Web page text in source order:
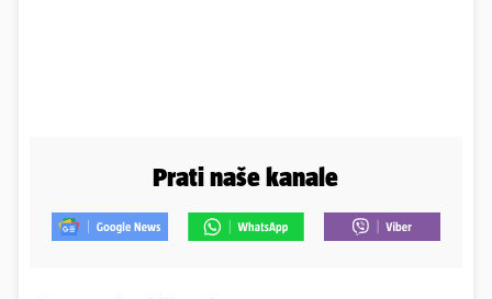
Prati naše kanale